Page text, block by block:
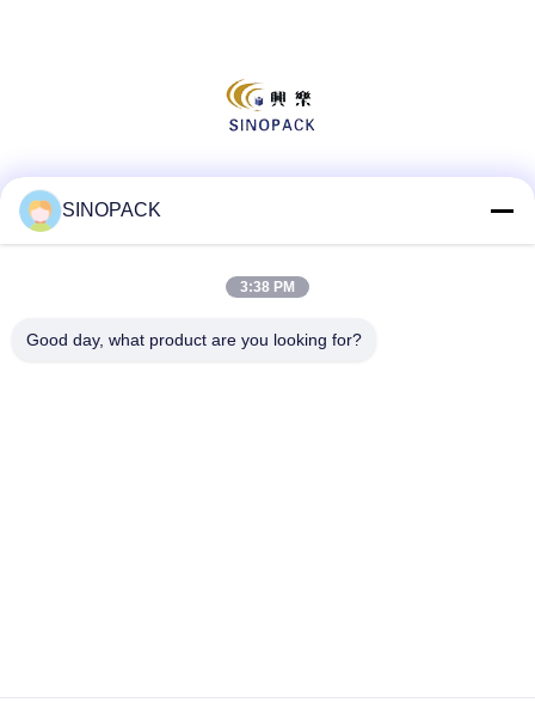
SINOPACK
3:38 PM
Good day, what product are you looking for?